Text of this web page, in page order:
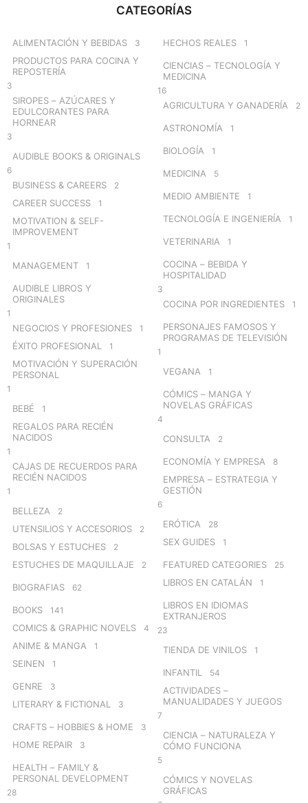
CATEGORÍAS
ALIMENTACIÓN Y BEBIDAS 3
PRODUCTOS PARA COCINA Y
REPOSTERÍA
3
SIROPES – AZÚCARES Y
EDULCORANTES PARA
HORNEAR
3
AUDIBLE BOOKS & ORIGINALS
6
BUSINESS & CAREERS 2
CAREER SUCCESS 1
MOTIVATION & SELF-
IMPROVEMENT
1
MANAGEMENT 1
AUDIBLE LIBROS Y
ORIGINALES
1
NEGOCIOS Y PROFESIONES 1
ÉXITO PROFESIONAL 1
MOTIVACIÓN Y SUPERACIÓN
PERSONAL
1
BEBÉ 1
REGALOS PARA RECIÉN
NACIDOS
1
CAJAS DE RECUERDOS PARA
RECIÉN NACIDOS
1
BELLEZA 2
UTENSILIOS Y ACCESORIOS 2
BOLSAS Y ESTUCHES 2
ESTUCHES DE MAQUILLAJE 2
BIOGRAFIAS 62
BOOKS 141
COMICS & GRAPHIC NOVELS 4
ANIME & MANGA 1
SEINEN 1
GENRE 3
LITERARY & FICTIONAL 3
CRAFTS – HOBBIES & HOME 3
HOME REPAIR 3
HEALTH – FAMILY &
PERSONAL DEVELOPMENT
28
HECHOS REALES 1
CIENCIAS – TECNOLOGÍA Y
MEDICINA
16
AGRICULTURA Y GANADERÍA 2
ASTRONOMÍA 1
BIOLOGÍA 1
MEDICINA 5
MEDIO AMBIENTE 1
TECNOLOGÍA E INGENIERÍA 1
VETERINARIA 1
COCINA – BEBIDA Y
HOSPITALIDAD
3
COCINA POR INGREDIENTES 1
PERSONAJES FAMOSOS Y
PROGRAMAS DE TELEVISIÓN
1
VEGANA 1
CÓMICS – MANGA Y
NOVELAS GRÁFICAS
4
CONSULTA 2
ECONOMÍA Y EMPRESA 8
EMPRESA – ESTRATEGIA Y
GESTIÓN
6
ERÓTICA 28
SEX GUIDES 1
FEATURED CATEGORIES 25
LIBROS EN CATALÁN 1
LIBROS EN IDIOMAS
EXTRANJEROS
23
TIENDA DE VINILOS 1
INFANTIL 54
ACTIVIDADES –
MANUALIDADES Y JUEGOS
7
CIENCIA – NATURALEZA Y
CÓMO FUNCIONA
5
CÓMICS Y NOVELAS
GRÁFICAS